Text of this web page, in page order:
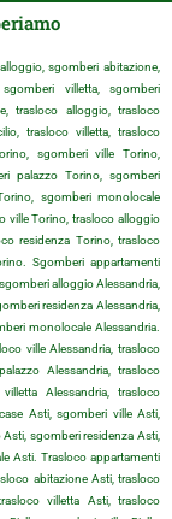
sgomberi abitazione,
villetta, sgomberi
trasloco alloggio, trasloco
trasloco villetta, trasloco
sgomberi ville Torino,
palazzo Torino, sgomberi
sgomberi monolocale
ville Torino, trasloco alloggio
residenza Torino, trasloco
Sgomberi appartamenti
alloggio Alessandria,
residenza Alessandria,
monolocale Alessandria.
ville Alessandria, trasloco
Alessandria, trasloco
Alessandria, trasloco
Asti, sgomberi ville Asti,
sgomberi residenza Asti,
Asti. Trasloco appartamenti
abitazione Asti, trasloco
villetta Asti, trasloco